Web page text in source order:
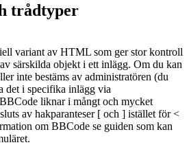
trådtyper
variant av HTML som ger stor kontroll
särskilda objekt i ett inlägg. Om du kan
inte bestäms av administratören (du
det i specifika inlägg via
liknar i mångt och mycket
av hakparanteser [ och ] istället för <
om BBCode se guiden som kan